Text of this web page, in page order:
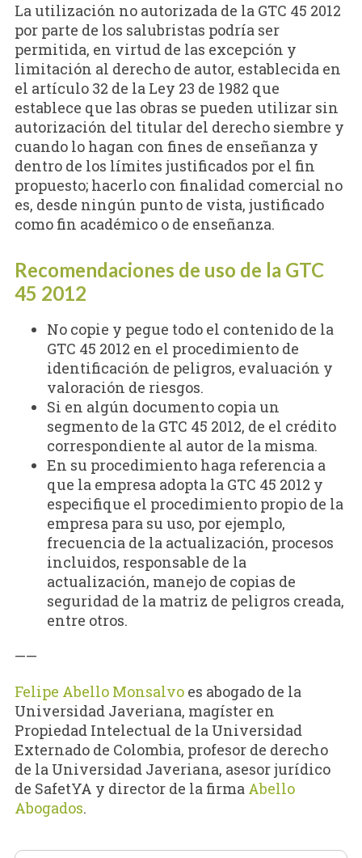
La utilización no autorizada de la GTC 45 2012
por parte de los salubristas podría ser
permitida, en virtud de las excepción y
limitación al derecho de autor, establecida en
el artículo 32 de la Ley 23 de 1982 que
establece que las obras se pueden utilizar sin
autorización del titular del derecho siembre y
cuando lo hagan con fines de enseñanza y
dentro de los límites justificados por el fin
propuesto; hacerlo con finalidad comercial no
es, desde ningún punto de vista, justificado
como fin académico o de enseñanza.
Recomendaciones de uso de la GTC
45 2012
No copie y pegue todo el contenido de la
GTC 45 2012 en el procedimiento de
identificación de peligros, evaluación y
valoración de riesgos.
Si en algún documento copia un
segmento de la GTC 45 2012, de el crédito
correspondiente al autor de la misma.
En su procedimiento haga referencia a
que la empresa adopta la GTC 45 2012 y
especifique el procedimiento propio de la
empresa para su uso, por ejemplo,
frecuencia de la actualización, procesos
incluidos, responsable de la
actualización, manejo de copias de
seguridad de la matriz de peligros creada,
entre otros.
——
Felipe Abello Monsalvoes abogado de la
Universidad Javeriana, magíster en
Propiedad Intelectual de la Universidad
Externado de Colombia, profesor de derecho
de la Universidad Javeriana, asesor jurídico
de SafetYA y director de la firma Abello
Abogados.